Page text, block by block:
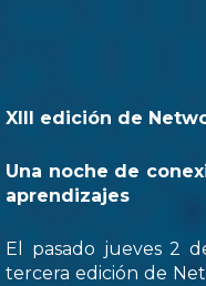
XIII edición de
Una noche de
aprendizajes
El pasado jueves 2
tercera edición de